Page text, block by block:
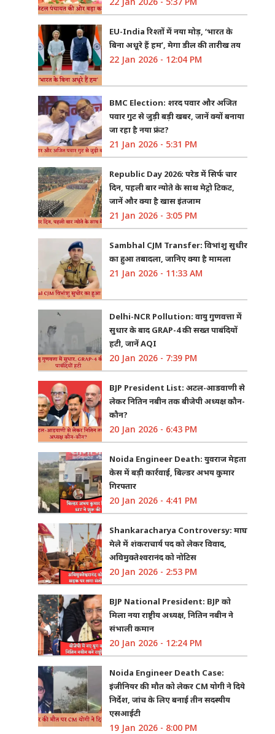
EU-India रिश्तों में नया मोड़, ‘भारत के
बिना अधूरे हैं हम’, मेगा डील की तारीख तय
22 Jan 2026 - 12:04 PM
BMC Election: शरद पवार और अजित
पवार गुट से जुड़ी बड़ी खबर, जानें क्यों बनाया
जा रहा है नया फ्रंट?
21 Jan 2026 - 5:31 PM
Republic Day 2026: परेड में सिर्फ चार
दिन, पहली बार न्योते के साथ मेट्रो टिकट,
जानें और क्या है खास इंतजाम
21 Jan 2026 - 3:05 PM
Sambhal CJM Transfer: विभांशु सुधीर
का हुआ तबादला, जानिए क्या है मामला
21 Jan 2026 - 11:33 AM
Delhi-NCR Pollution: वायु गुणवत्ता में
सुधार के बाद GRAP-4 की सख्त पाबंदियों
हटी, जानें AQI
20 Jan 2026 - 7:39 PM
BJP President List: अटल-आडवाणी से
लेकर नितिन नबीन तक बीजेपी अध्यक्ष कौन-
कौन?
20 Jan 2026 - 6:43 PM
Noida Engineer Death: युवराज मेहता
केस में बड़ी कार्रवाई, बिल्डर अभय कुमार
गिरफ्तार
20 Jan 2026 - 4:41 PM
Shankaracharya Controversy: माघ
मेले में शंकराचार्य पद को लेकर विवाद,
अविमुक्तेश्वरानंद को नोटिस
20 Jan 2026 - 2:53 PM
BJP National President: BJP को
मिला नया राष्ट्रीय अध्यक्ष, नितिन नबीन ने
संभाली कमान
20 Jan 2026 - 12:24 PM
Noida Engineer Death Case:
इंजीनियर की मौत को लेकर CM योगी ने दिये
निर्देश, जांच के लिए बनाई तीन सदस्यीय
एसआईटी
19 Jan 2026 - 8:00 PM